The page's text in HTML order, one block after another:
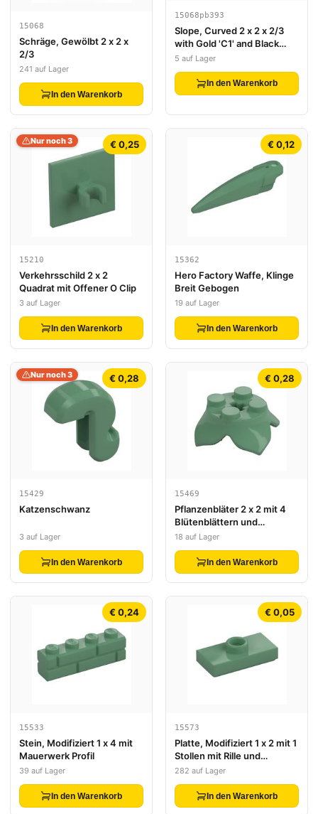
15068
Schräge, Gewölbt 2 x 2 x
2/3
241 auf Lager
In den Warenkorb
15068pb393
Slope, Curved 2 x 2 x 2/3
with Gold 'C1' and Black
Screws Pattern (Sticker) -
5 auf Lager
In den Warenkorb
€ 0,25
Nur noch 3
15210
Verkehrsschild 2 x 2
Quadrat mit Offener O Clip
3 auf Lager
In den Warenkorb
€ 0,12
15362
Hero Factory Waffe, Klinge
Breit Gebogen
19 auf Lager
In den Warenkorb
€ 0,28
Nur noch 3
15429
Katzenschwanz
3 auf Lager
In den Warenkorb
€ 0,28
15469
Pflanzenbläter 2 x 2 mit 4
Blütenblättern und
Achsenloch
18 auf Lager
In den Warenkorb
€ 0,24
15533
Stein, Modifiziert 1 x 4 mit
Mauerwerk Profil
39 auf Lager
In den Warenkorb
€ 0,05
15573
Platte, Modifiziert 1 x 2 mit 1
Stollen mit Rille und
unterem Stollhalter
282 auf Lager
In den Warenkorb